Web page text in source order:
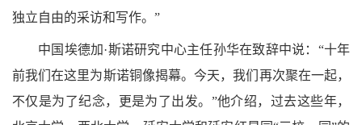
独立自由的采访和写作。”
中国埃德加·斯诺研究中心主任孙华在致辞中说：“十年
前我们在这里为斯诺铜像揭幕。今天，我们再次聚在一起，
不仅是为了纪念，更是为了出发。”他介绍，过去这些年，